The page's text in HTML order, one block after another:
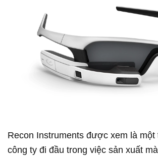
Recon Instruments được xem là một
công ty đi đầu trong việc sản xuất